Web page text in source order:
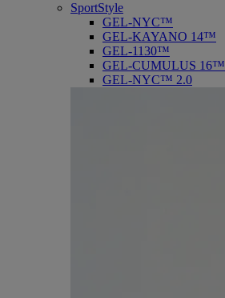
SportStyle
GEL-NYC™
GEL-KAYANO 14™
GEL-1130™
GEL-CUMULUS 16™
GEL-NYC™ 2.0